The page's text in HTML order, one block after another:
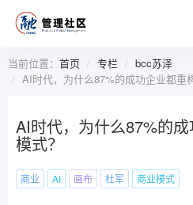
当前位置： 首页 专栏
bcc苏泽
AI时代，为什么87%的成功企业都重
AI时代，为什么87%的
模式？
商业 AI 画布 杜军 商业模式